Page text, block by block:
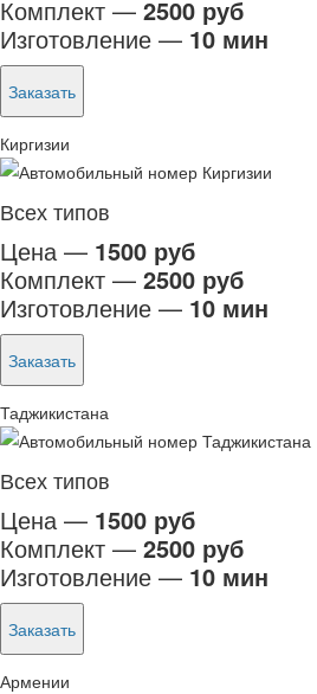
Комплект — 2500 руб
Изготовление — 10 мин
Заказать
Киргизии
Всех типов
Цена — 1500 руб
Комплект — 2500 руб
Изготовление — 10 мин
Заказать
Таджикистана
Всех типов
Цена — 1500 руб
Комплект — 2500 руб
Изготовление — 10 мин
Заказать
Армении